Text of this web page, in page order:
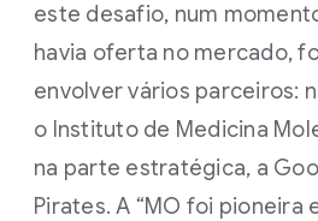
este desafio, num
havia oferta no mercado,
envolver vários parceiros:
o Instituto de Medicina
na parte estratégica, a
Pirates. A “MO foi pioneira